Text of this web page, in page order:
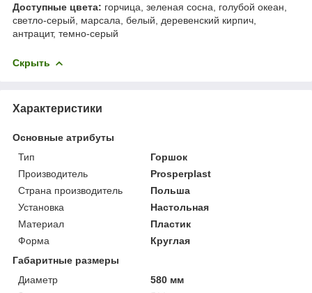
Доступные цвета: горчица, зеленая сосна, голубой океан,
светло-серый, марсала, белый, деревенский кирпич,
антрацит, темно-серый
Скрыть
Характеристики
Основные атрибуты
Тип
Горшок
Производитель
Prosperplast
Страна производитель
Польша
Установка
Настольная
Материал
Пластик
Форма
Круглая
Габаритные размеры
Диаметр
580 мм